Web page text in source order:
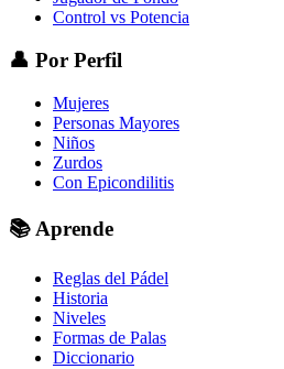
Control vs Potencia
👤 Por Perfil
Mujeres
Personas Mayores
Niños
Zurdos
Con Epicondilitis
📚 Aprende
Reglas del Pádel
Historia
Niveles
Formas de Palas
Diccionario